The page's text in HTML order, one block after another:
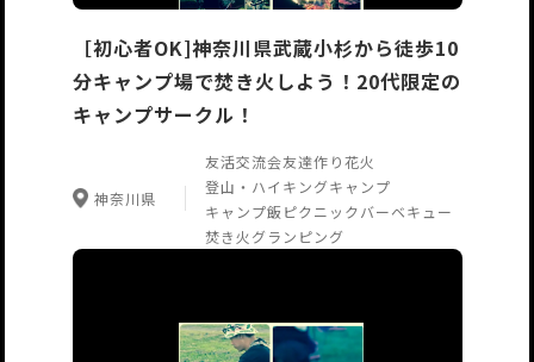
［初心者OK]神奈川県武蔵小杉から徒歩10
分キャンプ場で焚き火しよう！20代限定の
キャンプサークル！
神奈川県
友活交流会友達作り花火
登山・ハイキングキャンプ
キャンプ飯ピクニックバーベキュー
焚き火 グランピング